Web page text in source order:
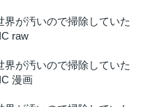
が汚いので掃除していた
raw
が汚いので掃除していた
漫画